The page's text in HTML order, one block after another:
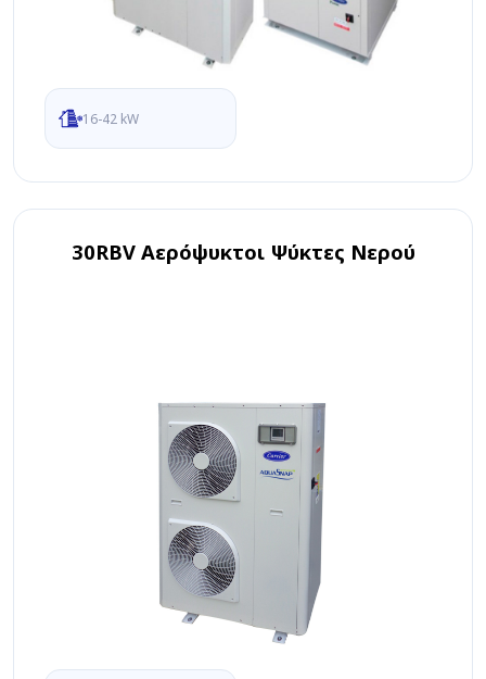
16-42 kW
30RBV Αερόψυκτοι Ψύκτες Νερού